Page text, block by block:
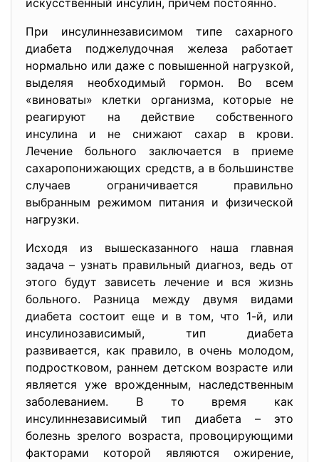
искусственный инсулин, причем постоянно.
При инсулиннезависимом типе сахарного
диабета поджелудочная железа работает
нормально или даже с повышенной нагрузкой,
выделяя необходимый гормон. Во всем
«виноваты» клетки организма, которые не
реагируют на действие собственного
инсулина и не снижают сахар в крови.
Лечение больного заключается в приеме
сахаропонижающих средств, а в большинстве
случаев ограничивается правильно
выбранным режимом питания и физической
нагрузки.
Исходя из вышесказанного наша главная
задача – узнать правильный диагноз, ведь от
этого будут зависеть лечение и вся жизнь
больного. Разница между двумя видами
диабета состоит еще и в том, что 1-й, или
инсулинозависимый, тип диабета
развивается, как правило, в очень молодом,
подростковом, раннем детском возрасте или
является уже врожденным, наследственным
заболеванием. В то время как
инсулиннезависимый тип диабета – это
болезнь зрелого возраста, провоцирующими
факторами которой являются ожирение,